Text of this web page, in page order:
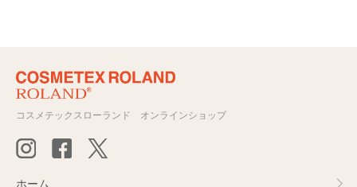
コスメテックスローランド オンラインショップ
ホーム